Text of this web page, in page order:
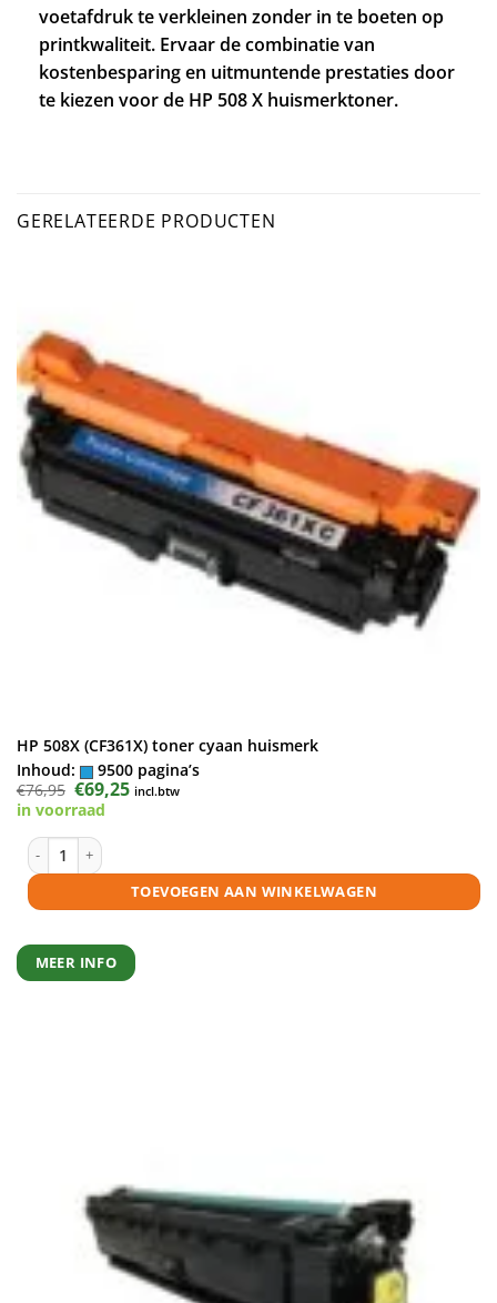
voetafdruk te verkleinen zonder in te boeten op
printkwaliteit. Ervaar de combinatie van
kostenbesparing en uitmuntende prestaties door
te kiezen voor de HP 508 X huismerktoner.
GERELATEERDE PRODUCTEN
HP 508X (CF361X) toner cyaan huismerk
Inhoud:
9500 pagina’s
€76,95 Oorspronkelijke
prijs
was:
€69,25Huidige
prijs
incl.btw
in voorraad
HP 508X (CF361X) toner cyaan huismerk aantal
TOEVOEGEN AAN WINKELWAGEN
MEER INFO